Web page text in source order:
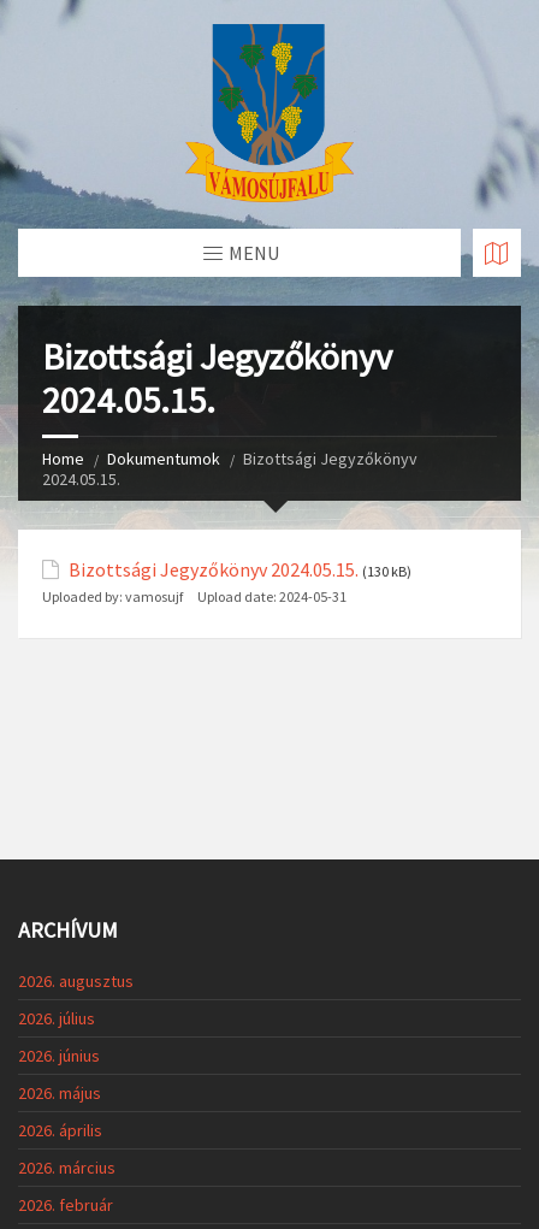
Skip
MENU
Bizottsági Jegyzőkönyv
2024.05.15.
Home Dokumentumok
Bizottsági Jegyzőkönyv
2024.05.15.
Bizottsági Jegyzőkönyv 2024.05.15. (130 kB)
Uploaded by: vamosujf Upload date: 2024-05-31
ARCHÍVUM
2026. augusztus
2026. július
2026. június
2026. május
2026. április
2026. március
2026. február